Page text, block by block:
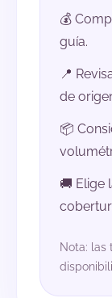
💰
guía.
📍
de
📦
🚚 Elige
Nota: las